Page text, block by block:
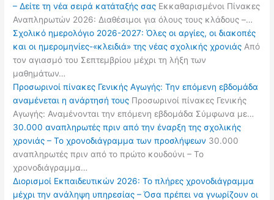
– Δείτε τη νέα σειρά κατάταξής σας Εκκαθαρισμένοι Πίνακες
Αναπληρωτών 2026: Διαθέσιμοι για όλους τους κλάδους –…
Σχολικό ημερολόγιο 2026-2027: Όλες οι αργίες, οι διακοπές
και οι ημερομηνίες-«κλειδιά» της νέας σχολικής χρονιάς Από
τον αγιασμό του Σεπτεμβρίου μέχρι τη λήξη των
μαθημάτων…
Προσωρινοί πίνακες Γενικής Αγωγής: Την επόμενη εβδομάδα
αναμένεται η ανάρτησή τους Προσωρινοί πίνακες Γενικής
Αγωγής: Αναμένονται την επόμενη εβδομάδα Σύμφωνα με…
30.000 αναπληρωτές πριν από την έναρξη της σχολικής
χρονιάς – Το χρονοδιάγραμμα των προσλήψεων 30.000
αναπληρωτές πριν από το πρώτο κουδούνι – Το
χρονοδιάγραμμα…
Διορισμοί Εκπαιδευτικών 2026: Το πλήρες χρονοδιάγραμμα
μέχρι την ανάληψη υπηρεσίας – Όσα πρέπει να γνωρίζουν οι